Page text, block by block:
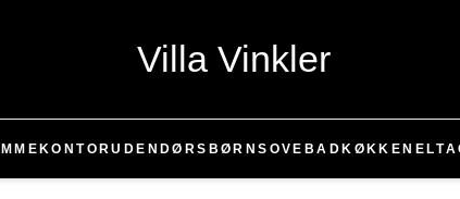
Villa Vinkler
UDENDØRS BØRNSOVE BAD KØKKEN EL